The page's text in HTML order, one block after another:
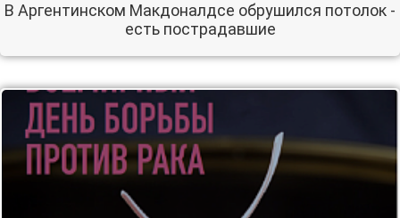
В Аргентинском Макдоналдсе обрушился потолок -
есть пострадавшие